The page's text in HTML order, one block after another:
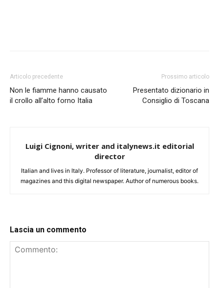
Articolo precedente
Non le fiamme hanno causato
il crollo all’alto forno Italia
Prossimo articolo
Presentato dizionario in
Consiglio di Toscana
Luigi Cignoni, writer and italynews.it editorial
director
Italian and lives in Italy. Professor of literature, journalist, editor of
magazines and this digital newspaper. Author of numerous books.
Lascia un commento